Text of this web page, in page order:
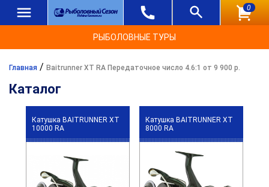
0
РЫБОЛОВНЫЕ ТУРЫ
Главная / Baitrunner XT RA Передаточное число 4.6:1 от 9 900 р.
Каталог
Катушка BAITRUNNER XT
10000 RA
Катушка BAITRUNNER XT
8000 RA